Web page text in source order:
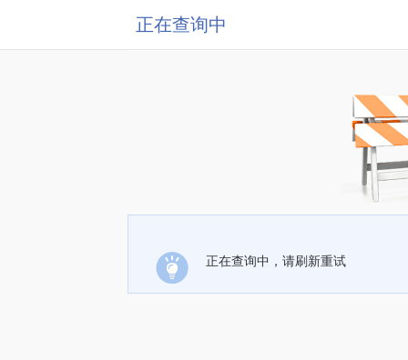
正在查询中
正在查询中，请刷新重试